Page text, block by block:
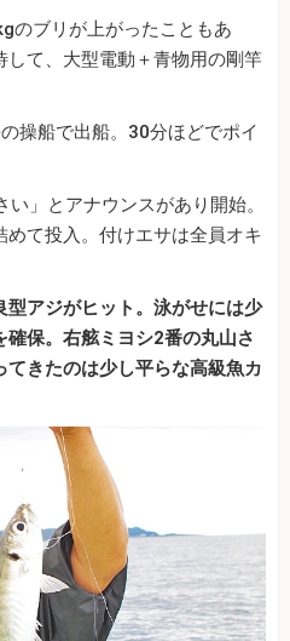
のブリが上がったこともあ
して、大型電動＋青物用の剛竿
操船で出船。30分ほどでポイ
い」とアナウンスがあり開始。
めて投入。付けエサは全員オキ
アジがヒット。泳がせには少
確保。右舷ミヨシ2番の丸山さ
きたのは少し平らな高級魚カ